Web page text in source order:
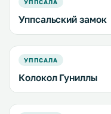
УППСАЛА
Уппсальский замок
УППСАЛА
Колокол Гуниллы